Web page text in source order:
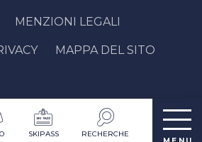
SKIPASS RECHERCHE
MENZIONI LEGALI
MAPPA DEL SITO